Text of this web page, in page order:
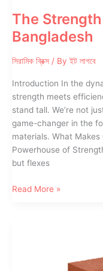
The
Bangladesh
সিরামিক ব্রিক্স / By ইট লাগবে
Introduction In the
strength meets
stand tall. We’re not
game-changer in the
materials. What
Powerhouse of
but flexes
The
Read More »